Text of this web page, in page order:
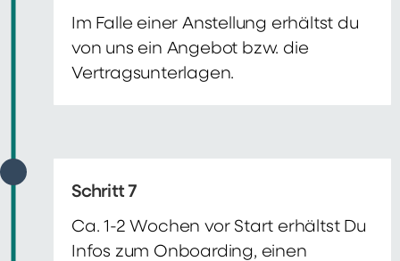
Im Falle einer Anstellung erhältst du
von uns ein Angebot bzw. die
Vertragsunterlagen.
Schritt 7
Ca. 1-2 Wochen vor Start erhältst Du
Infos zum Onboarding, einen